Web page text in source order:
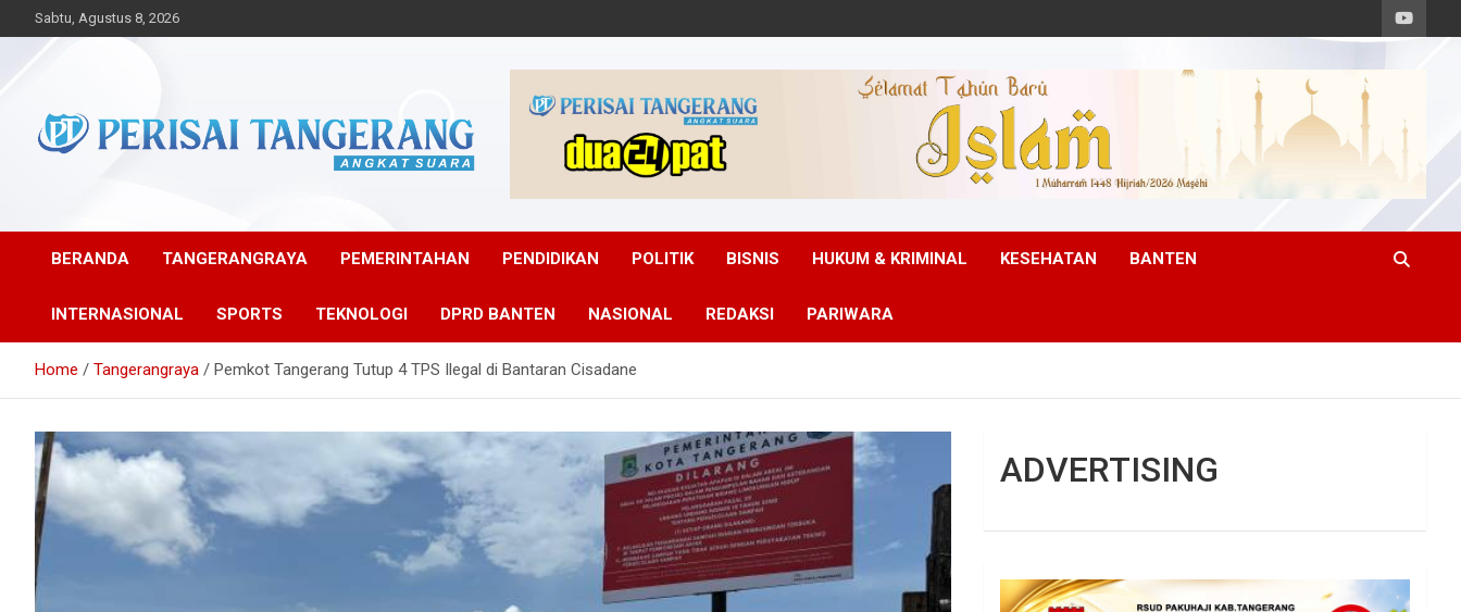
to
Sabtu, Agustus 8, 2026
Angkat Suara
BERANDA TANGERANGRAYA PEMERINTAHAN PENDIDIKAN POLITIK BISNIS HUKUM & KRIMINAL KESEHATAN BANTEN
INTERNASIONAL SPORTS TEKNOLOGI DPRD BANTEN NASIONAL REDAKSI PARIWARA
Home Tangerangraya Pemkot Tangerang Tutup 4 TPS Ilegal di Bantaran Cisadane
ADVERTISING